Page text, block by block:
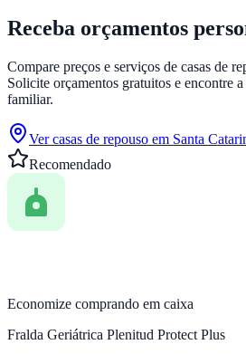
Receba orçamentos
Compare preços e serviços de casas de
Solicite orçamentos gratuitos e encontre
familiar.
Ver casas de repouso em Santa
Recomendado
Economize comprando em caixa
Fralda Geriátrica Plenitud Protect Plus